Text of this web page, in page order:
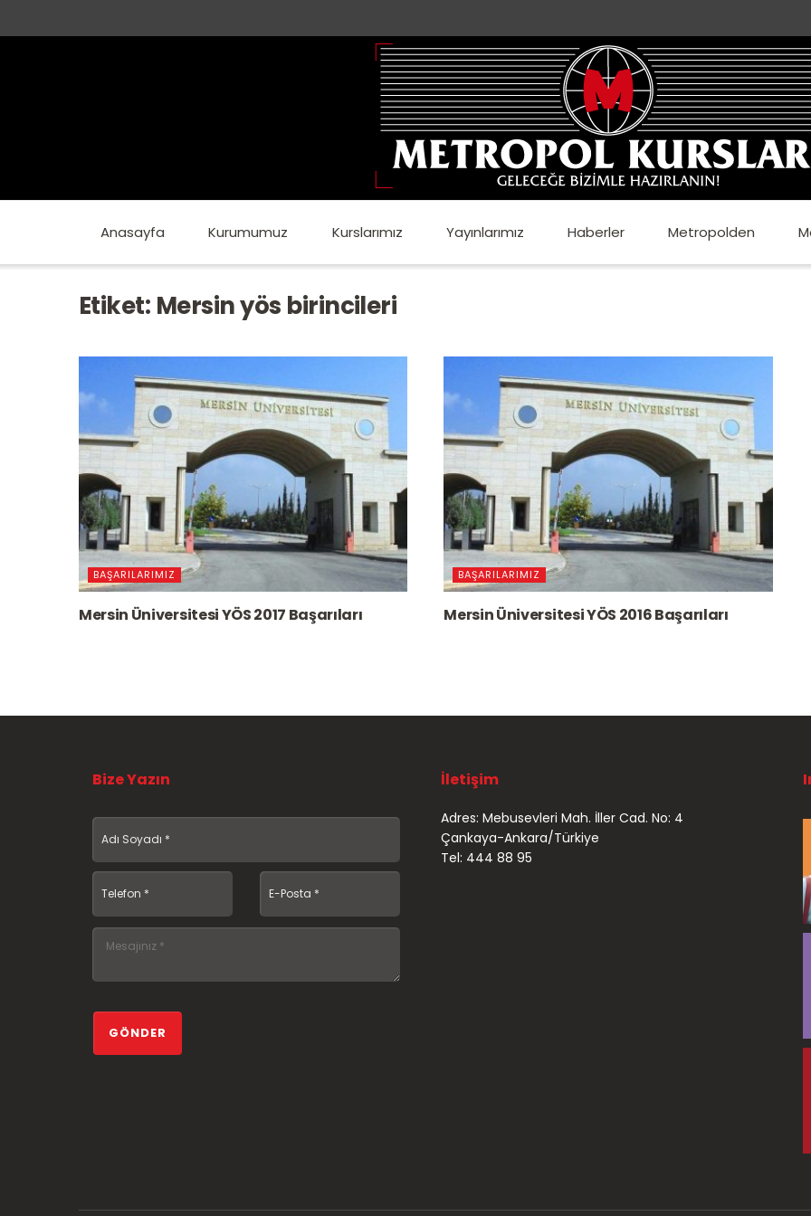
Anasayfa Kurumumuz Kurslarımız Yayınlarımız Haberler Metropolden
Etiket: Mersin yös birincileri
BAŞARILARIMIZ
Mersin Üniversitesi YÖS 2017 Başarıları
BAŞARILARIMIZ
Mersin Üniversitesi YÖS 2016 Başarıları
Bize Yazın İletişim
Adres: Mebusevleri Mah. İller Cad. No: 4
Çankaya-Ankara/Türkiye
Tel: 444 88 95